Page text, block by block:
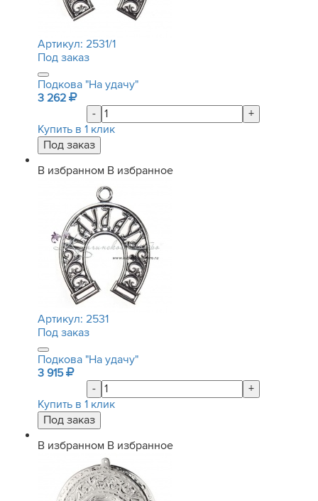
Артикул: 2531/1
Под заказ
Подкова "На удачу"
3 262
-
+
Купить в 1 клик
В избранном В избранное
Артикул: 2531
Под заказ
Подкова "На удачу"
3 915
-
+
Купить в 1 клик
В избранном В избранное